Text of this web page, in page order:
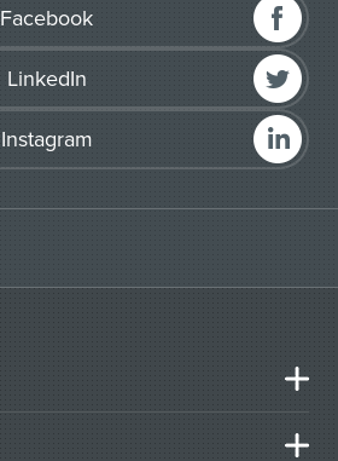
Facebook
LinkedIn
Instagram